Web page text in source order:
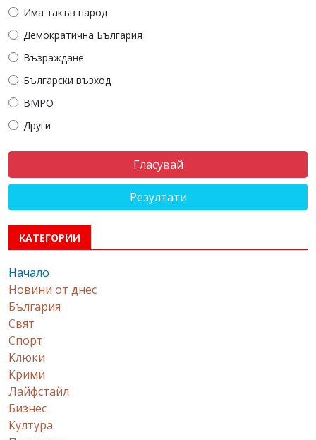
Има такъв народ
Демократична България
Възраждане
Български възход
ВМРО
Други
Резултати
КАТЕГОРИИ
Начало
Новини от днес
България
Свят
Спорт
Клюки
Крими
Лайфстайл
Бизнес
Култура